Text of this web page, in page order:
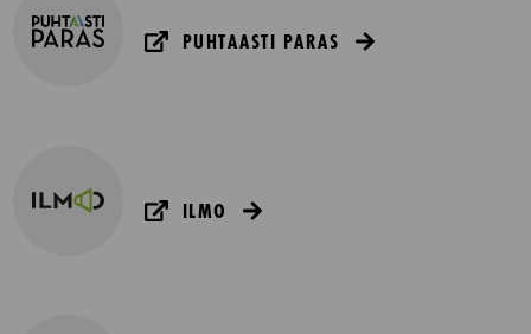
PUHTAASTI PARAS
ILMO